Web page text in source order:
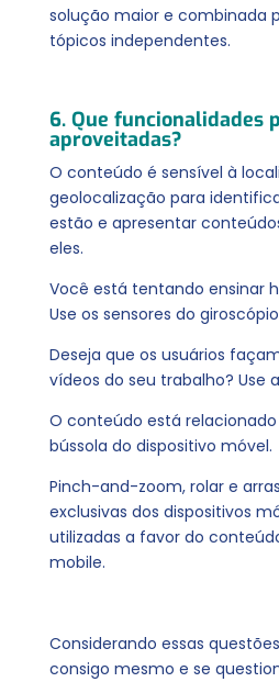
solução maior e combinada
tópicos independentes.
6. Que funcionalidades
aproveitadas?
O conteúdo é sensível à
geolocalização para
estão e apresentar
eles.
Você está tentando ensinar
Use os sensores do
Deseja que os usuários
vídeos do seu trabalho? Use
O conteúdo está relacionado
bússola do dispositivo móvel.
Pinch-and-zoom, rolar e
exclusivas dos dispositivos
utilizadas a favor do
mobile.
Considerando essas
consigo mesmo e se